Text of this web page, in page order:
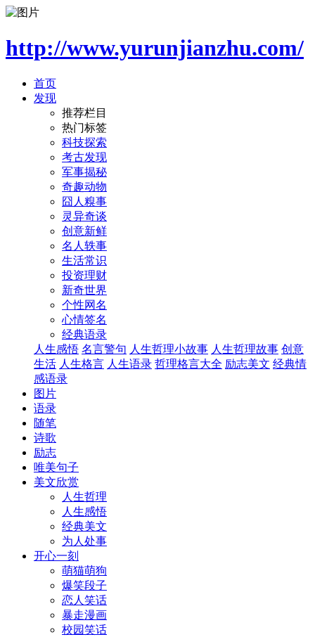
http://www.yurunjianzhu.com/
首页
发现
推荐栏目
热门标签
科技探索
考古发现
军事揭秘
奇趣动物
囧人糗事
灵异奇谈
创意新鲜
名人轶事
生活常识
投资理财
新奇世界
个性网名
心情签名
经典语录
人生感悟 名言警句 人生哲理小故事 人生哲理故事 创意
生活 人生格言 人生语录 哲理格言大全 励志美文 经典情
感语录
图片
语录
随笔
诗歌
励志
唯美句子
美文欣赏
人生哲理
人生感悟
经典美文
为人处事
开心一刻
萌猫萌狗
爆笑段子
恋人笑话
暴走漫画
校园笑话